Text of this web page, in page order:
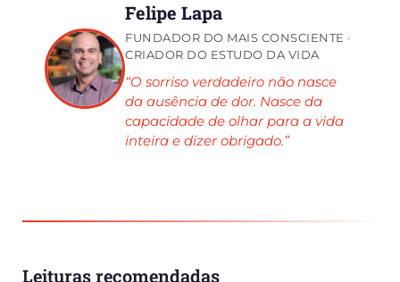
Felipe Lapa
FUNDADOR DO MAIS CONSCIENTE ·
CRIADOR DO ESTUDO DA VIDA
“O sorriso verdadeiro não nasce
da ausência de dor. Nasce da
capacidade de olhar para a vida
inteira e dizer obrigado.”
Leituras recomendadas